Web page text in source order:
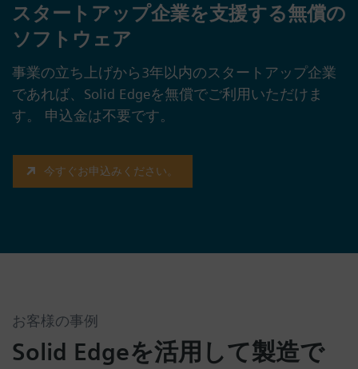
スタートアップ企業を支援する無償の
ソフトウェア
事業の立ち上げから3年以内のスタートアップ企業
であれば、Solid Edgeを無償でご利用いただけま
す。 申込金は不要です。
今すぐお申込みください。
お客様の事例
Solid Edgeを活用して製造で